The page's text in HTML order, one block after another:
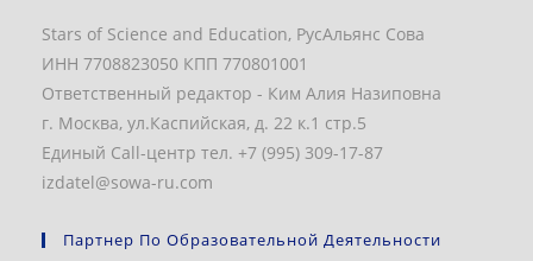
Stars of Science and Education, РусАльянс Сова
ИНН 7708823050 КПП 770801001
Ответственный редактор - Ким Алия Назиповна
г. Москва, ул.Каспийская, д. 22 к.1 стр.5
Единый Call-центр тел. +7 (995) 309-17-87
izdatel@sowa-ru.com
Партнер По Образовательной Деятельности